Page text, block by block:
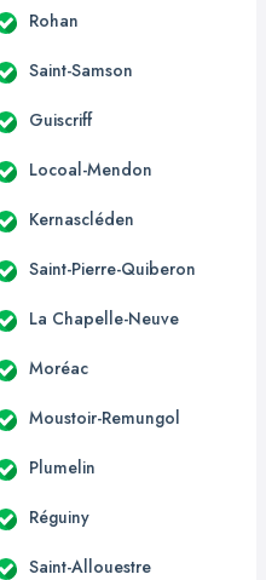
Rohan
Saint-Samson
Guiscriff
Locoal-Mendon
Kernascléden
Saint-Pierre-Quiberon
La Chapelle-Neuve
Moréac
Moustoir-Remungol
Plumelin
Réguiny
Saint-Allouestre